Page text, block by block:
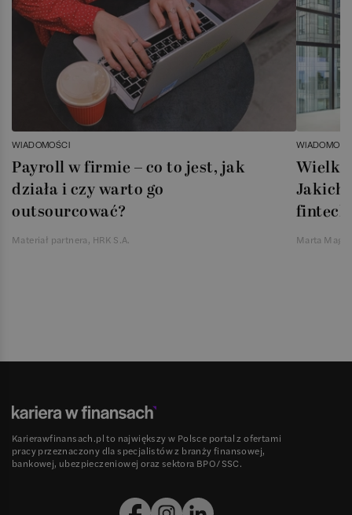
WIADOMOŚCI
Payroll w firmie – co to jest, jak
działa i czy warto go
outsourcować?
Materiał partnera, HRK S.A.
Jakich
Marta
Karierawfinansach.pl to największy w Polsce portal z ofertami
pracy przeznaczony dla specjalistów z branży finansowej,
bankowej, ubezpieczeniowej oraz sektora BPO/SSC.